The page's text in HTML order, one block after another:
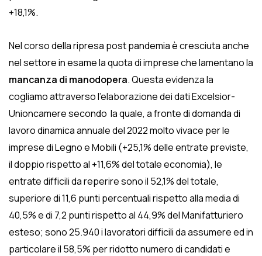
+18,1%.
Nel corso della ripresa post pandemia è cresciuta anche
nel settore in esame la quota di imprese che lamentano la
mancanza di manodopera. Questa evidenza la
cogliamo attraverso l’elaborazione dei dati Excelsior-
Unioncamere secondo la quale, a fronte di domanda di
lavoro dinamica annuale del 2022 molto vivace per le
imprese di Legno e Mobili (+25,1% delle entrate previste,
il doppio rispetto al +11,6% del totale economia), le
entrate difficili da reperire sono il 52,1% del totale,
superiore di 11,6 punti percentuali rispetto alla media di
40,5% e di 7,2 punti rispetto al 44,9% del Manifatturiero
esteso; sono 25.940 i lavoratori difficili da assumere ed in
particolare il 58,5% per ridotto numero di candidati e